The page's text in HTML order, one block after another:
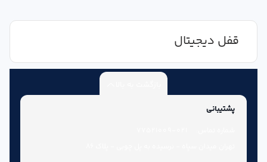
قفل دیجیتال
پشتیبانی